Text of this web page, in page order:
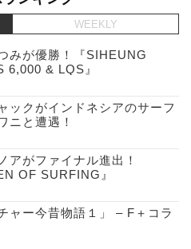
WEEKLY
みが優勝！『SIHEUNG
6,000 & LQS』
ックがインドネシアのサーフ
ニと遭遇！
アがファイナル進出！
OF SURFING』
ャー今昔物語１」 – F＋コラ